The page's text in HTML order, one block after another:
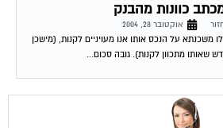
כוונות מהבנק
אוקטובר 28, 2004
משכנתא על הנכס אותו אנו מעויניים לקנות, (מישכן
שאותו מתכוון לקנות). גובה סכום...